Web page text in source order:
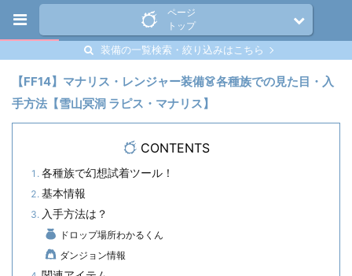
ページ
トップ
装備の一覧検索・絞り込みはこちら
【FF14】マナリス・レンジャー装備👗各種族での見た目・入
手方法【雪山冥洞 ラピス・マナリス】
CONTENTS
各種族で幻想試着ツール！
基本情報
入手方法は？
ドロップ場所わかるくん
ダンジョン情報